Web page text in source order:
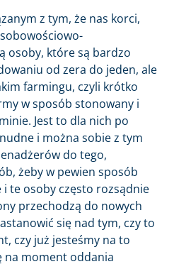
z tym, że nas korci,
osoby, które są bardzo
od zera do jeden, ale
farmingu, czyli krótko
w sposób stonowany i
Jest to dla nich po
i można sobie z tym
do tego,
żeby w pewien sposób
i te osoby często rozsądnie
przechodzą do nowych
się nad tym, czy to
czy już jesteśmy na to
na moment oddania